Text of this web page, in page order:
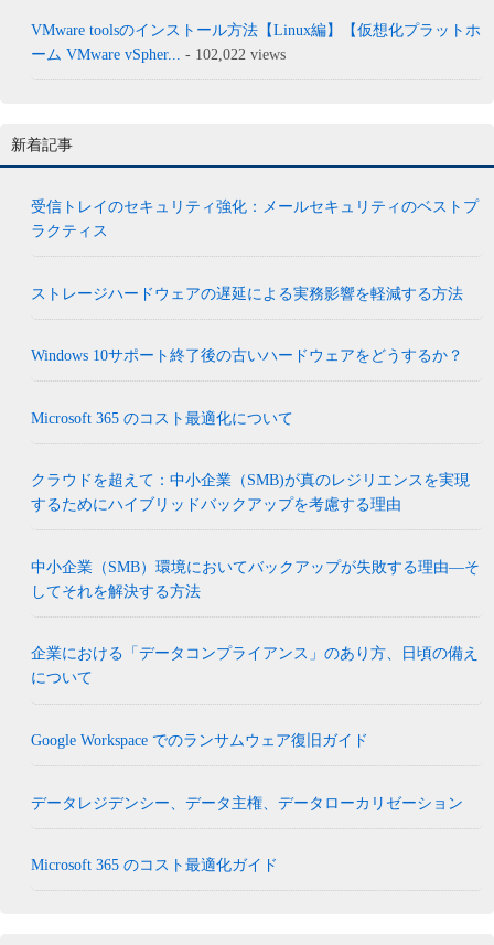
VMware toolsのインストール方法【Linux編】【仮想化プラットホ
ーム VMware vSpher... - 102,022 views
新着記事
受信トレイのセキュリティ強化：メールセキュリティのベストプ
ラクティス
ストレージハードウェアの遅延による実務影響を軽減する方法
Windows 10サポート終了後の古いハードウェアをどうするか？
Microsoft 365 のコスト最適化について
クラウドを超えて：中小企業（SMB)が真のレジリエンスを実現
するためにハイブリッドバックアップを考慮する理由
中小企業（SMB）環境においてバックアップが失敗する理由―そ
してそれを解決する方法
企業における「データコンプライアンス」のあり方、日頃の備え
について
Google Workspace でのランサムウェア復旧ガイド
データレジデンシー、データ主権、データローカリゼーション
Microsoft 365 のコスト最適化ガイド